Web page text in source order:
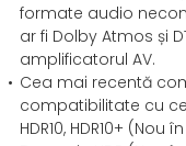
formate audio
ar fi Dolby Atmos și
amplificatorul AV.
Cea mai recentă
compatibilitate cu
HDR10, HDR10+